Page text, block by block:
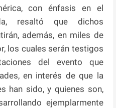
con énfasis en el
resaltó que dichos
además, en miles de
los cuales serán testigos
del evento que
en interés de que la
han sido, y quienes son,
ejemplarmente